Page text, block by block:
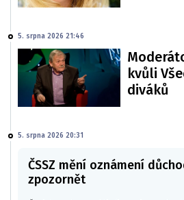
5. srpna 2026 21:46
kvůli
diváků
5. srpna 2026 20:31
ČSSZ mění oznámení
zpozornět